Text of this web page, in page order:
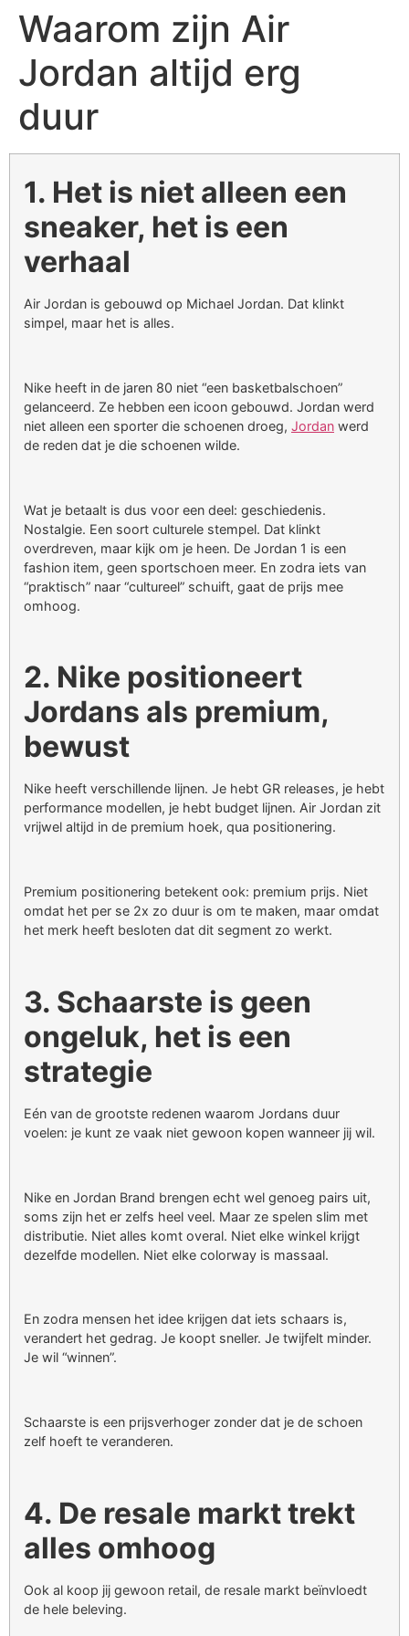
Waarom zijn Air
Jordan altijd erg
duur
1. Het is niet alleen een
sneaker, het is een
verhaal
Air Jordan is gebouwd op Michael Jordan. Dat klinkt
simpel, maar het is alles.
Nike heeft in de jaren 80 niet “een basketbalschoen”
gelanceerd. Ze hebben een icoon gebouwd. Jordan werd
niet alleen een sporter die schoenen droeg, Jordan werd
de reden dat je die schoenen wilde.
Wat je betaalt is dus voor een deel: geschiedenis.
Nostalgie. Een soort culturele stempel. Dat klinkt
overdreven, maar kijk om je heen. De Jordan 1 is een
fashion item, geen sportschoen meer. En zodra iets van
“praktisch” naar “cultureel” schuift, gaat de prijs mee
omhoog.
2. Nike positioneert
Jordans als premium,
bewust
Nike heeft verschillende lijnen. Je hebt GR releases, je hebt
performance modellen, je hebt budget lijnen. Air Jordan zit
vrijwel altijd in de premium hoek, qua positionering.
Premium positionering betekent ook: premium prijs. Niet
omdat het per se 2x zo duur is om te maken, maar omdat
het merk heeft besloten dat dit segment zo werkt.
3. Schaarste is geen
ongeluk, het is een
strategie
Eén van de grootste redenen waarom Jordans duur
voelen: je kunt ze vaak niet gewoon kopen wanneer jij wil.
Nike en Jordan Brand brengen echt wel genoeg pairs uit,
soms zijn het er zelfs heel veel. Maar ze spelen slim met
distributie. Niet alles komt overal. Niet elke winkel krijgt
dezelfde modellen. Niet elke colorway is massaal.
En zodra mensen het idee krijgen dat iets schaars is,
verandert het gedrag. Je koopt sneller. Je twijfelt minder.
Je wil “winnen”.
Schaarste is een prijsverhoger zonder dat je de schoen
zelf hoeft te veranderen.
4. De resale markt trekt
alles omhoog
Ook al koop jij gewoon retail, de resale markt beïnvloedt
de hele beleving.